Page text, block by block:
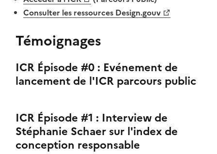
(Ouvre une nouvelle fenêtre)
Consulter les ressources Design.gouv
Témoignages
ICR Épisode #0 : Evénement de
lancement de l'ICR parcours public
ICR Épisode #1 : Interview de
Stéphanie Schaer sur l'index de
conception responsable